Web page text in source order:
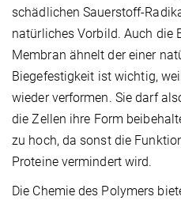
schädlichen Sauerstoff-
natürliches Vorbild. Auch die
Membran ähnelt der einer
Biegefestigkeit ist wichtig,
wieder verformen. Sie darf
die Zellen ihre Form
zu hoch, da sonst die
Proteine vermindert wird.
Die Chemie des Polymers